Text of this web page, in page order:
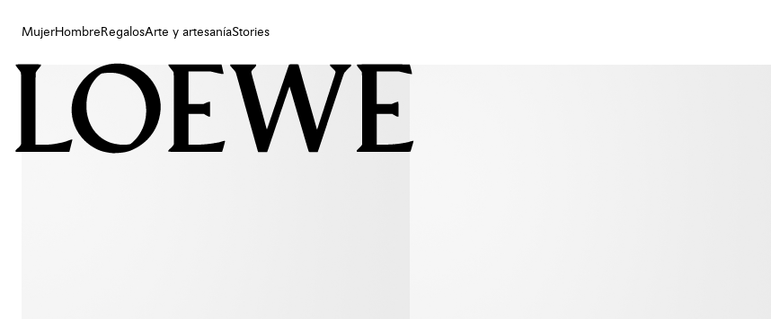
MujerHombre RegalosArte y artesaníaStories
Mujer
Arte y artesanía